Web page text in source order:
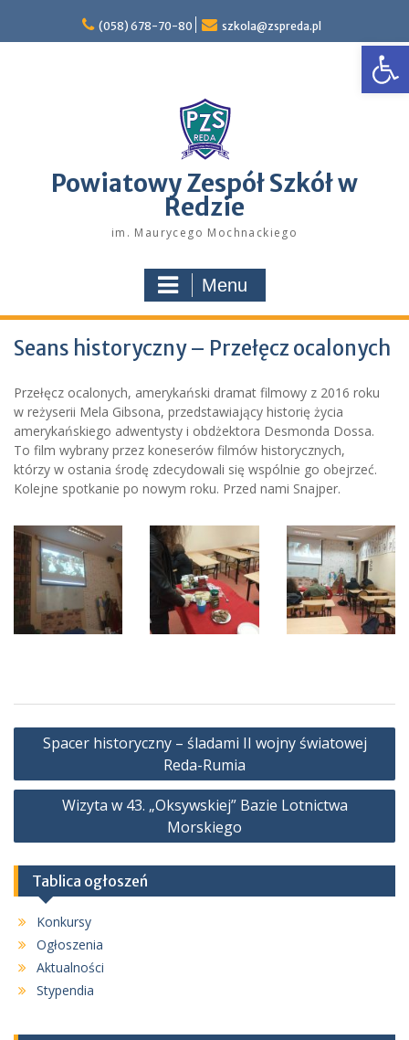
content
(058) 678-70-80 szkola@zspreda.pl
Powiatowy Zespół Szkół w
Redzie
im. Maurycego Mochnackiego
Menu
Seans historyczny – Przełęcz ocalonych
Przełęcz ocalonych, amerykański dramat filmowy z 2016 roku
w reżyserii Mela Gibsona, przedstawiający historię życia
amerykańskiego adwentysty i obdżektora Desmonda Dossa.
To film wybrany przez koneserów filmów historycznych,
którzy w ostania środę zdecydowali się wspólnie go obejrzeć.
Kolejne spotkanie po nowym roku. Przed nami Snajper.
Nawigacja
wpisu
Spacer historyczny – śladami II wojny światowej
Reda-Rumia
Wizyta w 43. „Oksywskiej” Bazie Lotnictwa
Morskiego
Tablica ogłoszeń
Konkursy
Ogłoszenia
Aktualności
Stypendia